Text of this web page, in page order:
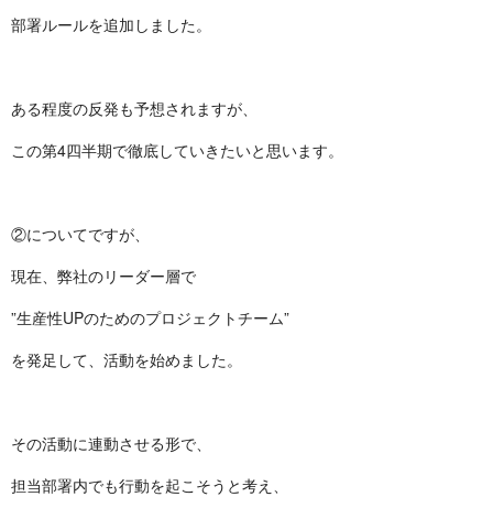
部署ルールを追加しました。
ある程度の反発も予想されますが、
この第4四半期で徹底していきたいと思います。
②についてですが、
現在、弊社のリーダー層で
”生産性UPのためのプロジェクトチーム”
を発足して、活動を始めました。
その活動に連動させる形で、
担当部署内でも行動を起こそうと考え、